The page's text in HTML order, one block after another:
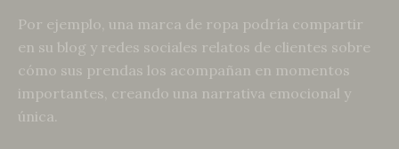
Por ejemplo, una marca de ropa podría compartir
en su blog y redes sociales relatos de clientes sobre
cómo sus prendas los acompañan en momentos
importantes, creando una narrativa emocional y
única.